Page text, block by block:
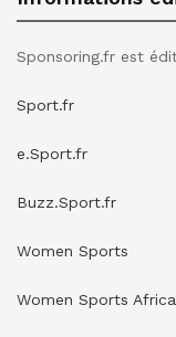
Sponsoring.fr est
Sport.fr
e.Sport.fr
Buzz.Sport.fr
Women Sports
Women Sports Africa